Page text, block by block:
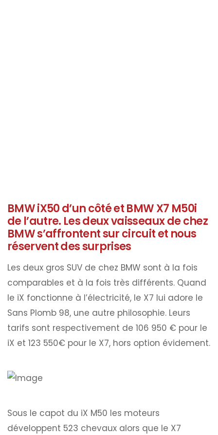
BMW iX50 d’un côté et BMW X7 M50i
de l’autre. Les deux vaisseaux de chez
BMW s’affrontent sur circuit et nous
réservent des surprises
Les deux gros SUV de chez BMW sont à la fois
comparables et à la fois très différents. Quand
le iX fonctionne à l’électricité, le X7 lui adore le
Sans Plomb 98, une autre philosophie. Leurs
tarifs sont respectivement de 106 950 € pour le
iX et 123 550€ pour le X7, hors option évidement.
Sous le capot du iX M50 les moteurs
développent 523 chevaux alors que le X7